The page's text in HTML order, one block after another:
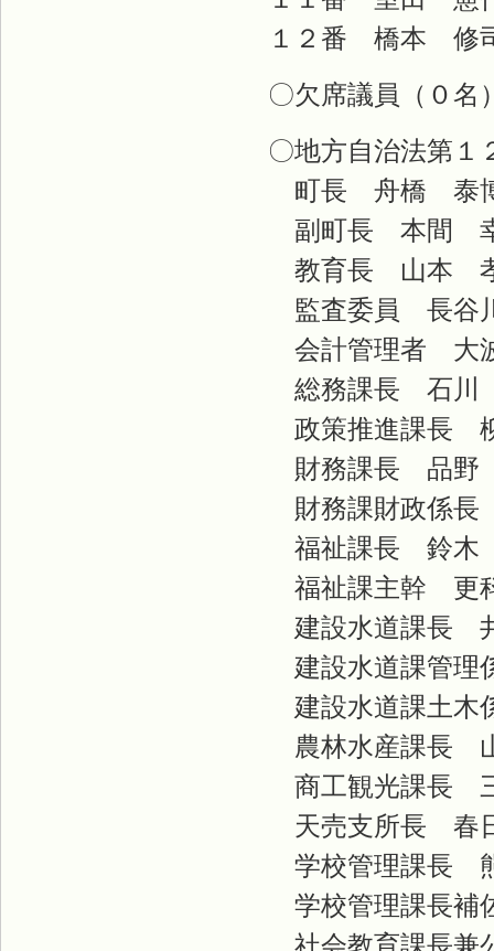
１２番 橋本 修
〇欠席議員（０名
〇地方自治法第
町長 舟橋 泰
副町長 本間
教育長 山本
監査委員 長
会計管理者
総務課長 石
政策推進課長
財務課長 品
財務課財政係
福祉課長 鈴
福祉課主幹
建設水道課長
建設水道課管
建設水道課土
農林水産課長
商工観光課長
天売支所長
学校管理課
学校管理課長
社会教育課長